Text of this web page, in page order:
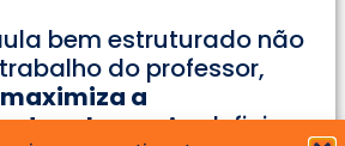
bem estruturado não
do professor,
maximiza a
dos alunos. Ao definir